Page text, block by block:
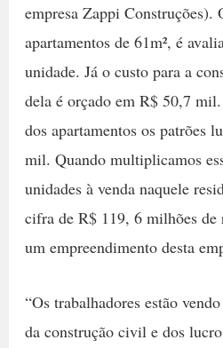
empresa Zappi Construções).
apartamentos de 61m², é
unidade. Já o custo para a
dela é orçado em R$ 50,7
dos apartamentos os patrões
mil. Quando multiplicamos
unidades à venda naquele
cifra de R$ 119, 6 milhões de
um empreendimento desta
“Os trabalhadores estão
da construção civil e dos